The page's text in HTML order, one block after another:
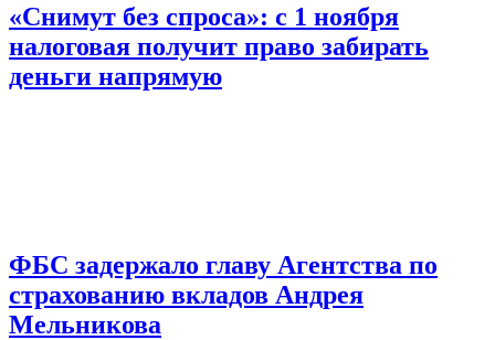
«Снимут без спроса»: с 1 ноября
налоговая получит право забирать
деньги напрямую
ФБС задержало главу Агентства по
страхованию вкладов Андрея
Мельникова